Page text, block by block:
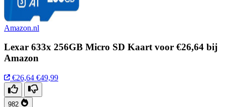
Amazon.nl
Lexar 633x 256GB Micro SD Kaart voor €26,64 bij
Amazon
€26,64 €49,99
982